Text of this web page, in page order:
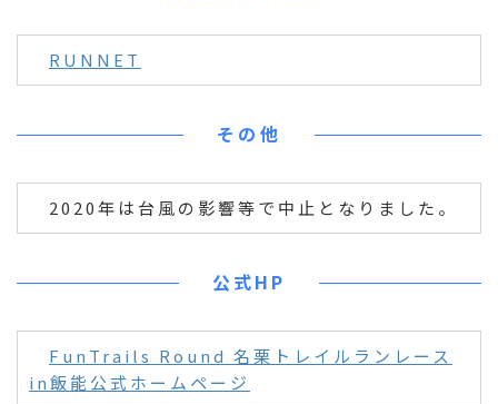
RUNNET
その他
2020年は台風の影響等で中止となりました。
公式HP
FunTrails Round 名栗トレイルランレース
in飯能公式ホームページ